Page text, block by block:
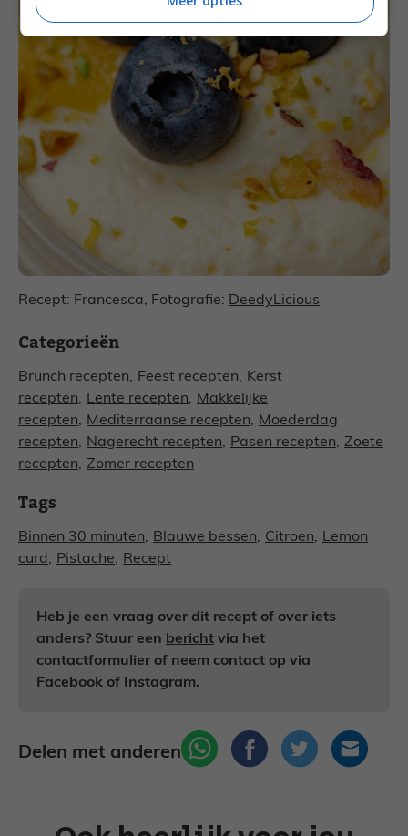
Recept: Francesca, Fotografie: DeedyLicious
Categorieën
Brunch recepten, Feest recepten, Kerst
recepten, Lente recepten, Makkelijke
recepten, Mediterraanse recepten, Moederdag
recepten, Nagerecht recepten, Pasen recepten, Zoete
recepten, Zomer recepten
Tags
Binnen 30 minuten, Blauwe bessen, Citroen, Lemon
curd , Pistache, Recept
Heb je een vraag over dit recept of over iets
anders? Stuur een bericht via het
contactformulier of neem contact op via
Facebook of Instagram.
Delen met anderen